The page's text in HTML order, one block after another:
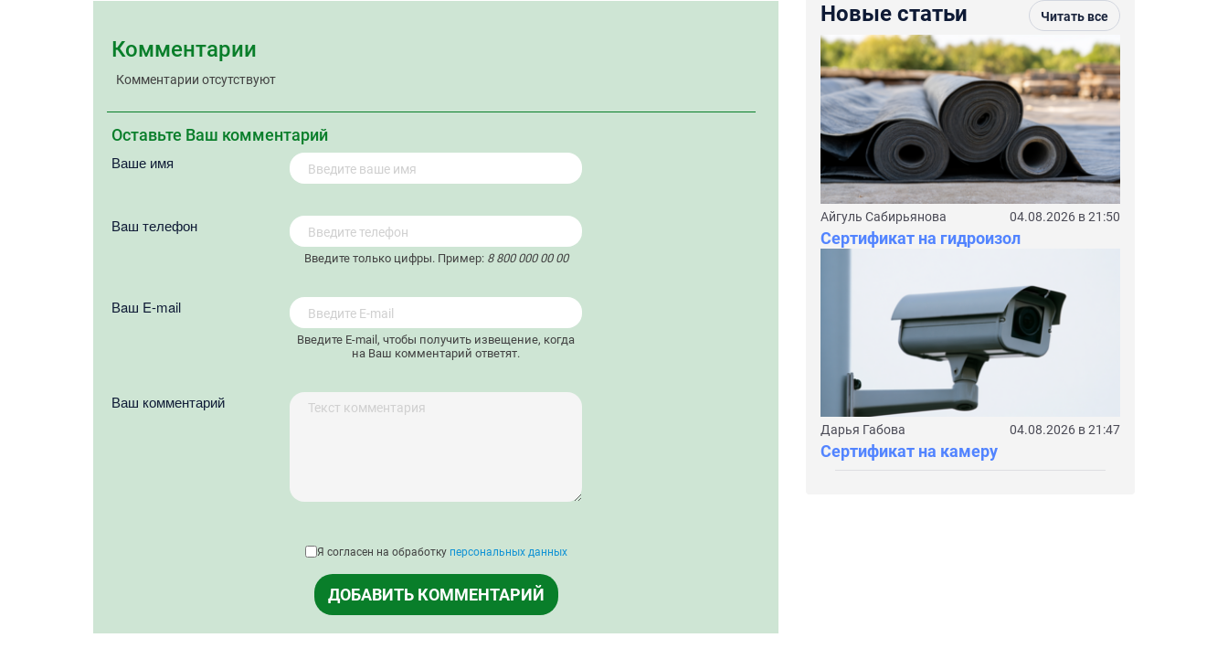
Комментарии
Комментарии отсутствуют
Оставьте Ваш комментарий
Ваше имя
Вaш телефон
Введите только цифры. Пример: 8 800 000 00 00
Вaш E-mail
Введите E-mail, чтобы получить извещение, когда
на Ваш комментарий ответят.
Ваш комментарий
Я согласен на обработку персональных данных
ДОБАВИТЬ КОММЕНТАРИЙ
Новые статьи Читать все
Айгуль Сабирьянова 04.08.2026 в 21:50
Сертификат на гидроизол
Дарья Габова 04.08.2026 в 21:47
Сертификат на камеру